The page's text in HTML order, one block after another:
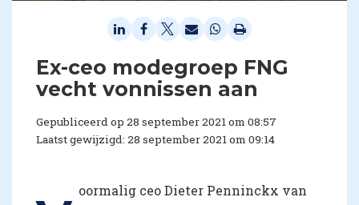
Ex-ceo modegroep FNG
vecht vonnissen aan
Gepubliceerd op 28 september 2021 om 08:57
Laatst gewijzigd: 28 september 2021 om 09:14
oormalig ceo Dieter Penninckx van